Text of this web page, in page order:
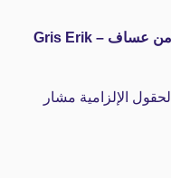
كن أول من يقيم “عطر جريس إيريك من عساف – Gris Erik
الحقول الإلزامية مشار